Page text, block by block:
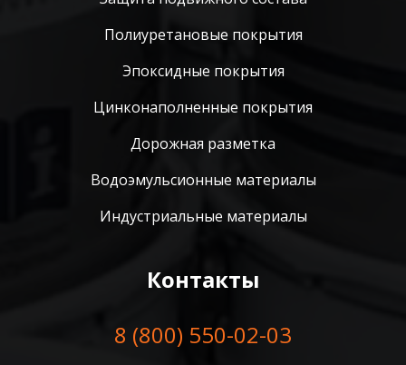
Полиуретановые покрытия
Эпоксидные покрытия
Цинконаполненные покрытия
Дорожная разметка
Водоэмульсионные материалы
Индустриальные материалы
Контакты
8 (800) 550-02-03